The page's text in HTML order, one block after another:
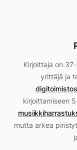
Kirjoittaja on
yrittäjä ja
kirjoittamiseen
mutta arkea